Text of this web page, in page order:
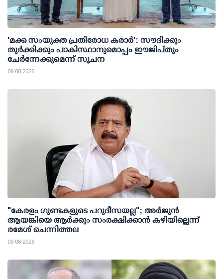
'മക്ക സംയുക്ത പ്രതിരോധ കരാര്‍': സൗദിക്കും
തുര്‍ക്കിക്കും പാകിസ്ഥാനുമൊപ്പം ഈജിപ്തും
ചേര്‍ന്നേക്കുമെന്ന് സൂചന
09 08 2026
"കേരളം ഗുണ്ടകളുടെ പറുദീസയല്ല"; അർജുൻ
ആയങ്കിയെ ആർക്കും സംരക്ഷിക്കാൻ കഴിയില്ലെന്ന്
രമേശ് ചെന്നിത്തല
09 08 2026